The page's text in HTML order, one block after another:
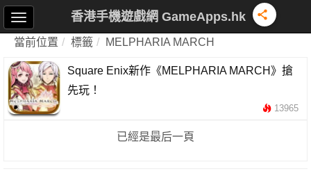
香港手機遊戲網 GameApps.hk
當前位置 標籤 MELPHARIA MARCH
Square Enix新作《MELPHARIA MARCH》搶
先玩！
13965
已經是最后一頁